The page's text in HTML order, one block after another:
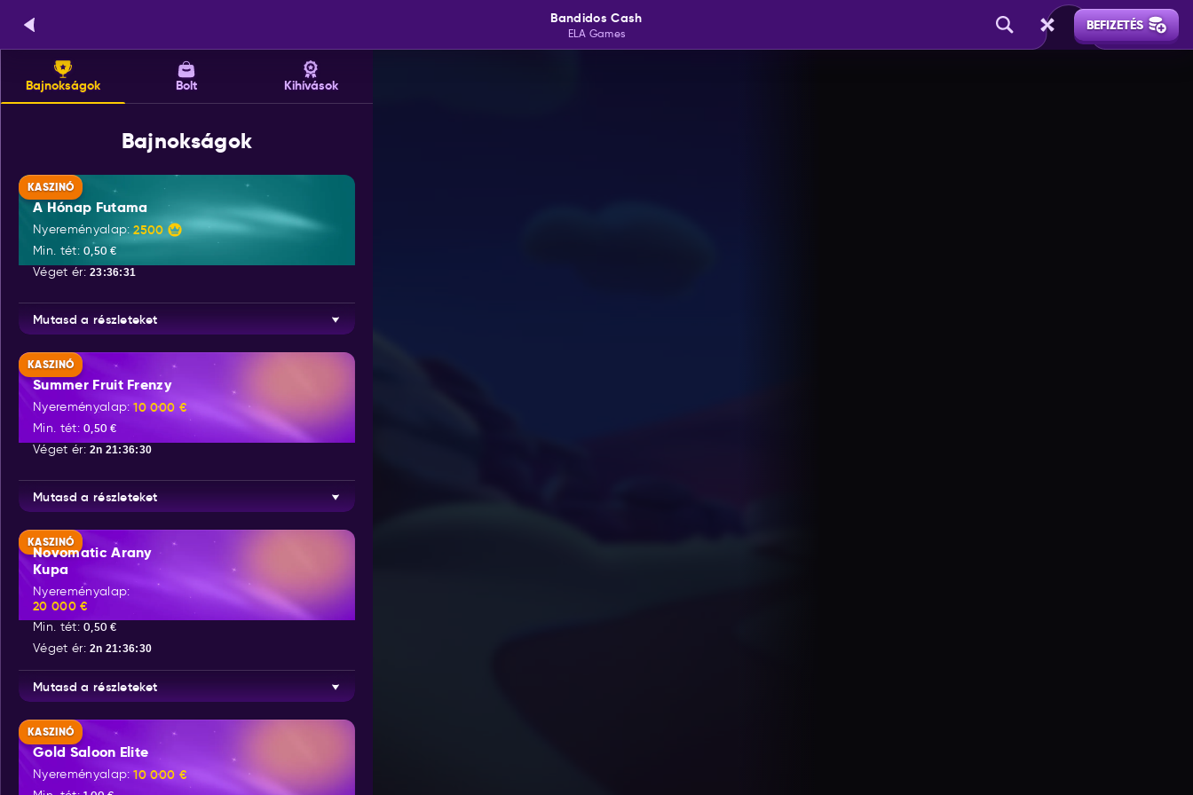
Bandidos Cash
ELA Games BEFIZETÉS
Bajnokságok Bolt Kihívások
Bajnokságok
KASZINÓ
A Hónap Futama
Nyereményalap: 2500
Min. tét: 0,50 €
Véget ér: 23:36:31
Mutasd a részleteket
KASZINÓ
Summer Fruit Frenzy
Nyereményalap: 10 000 €
Min. tét: 0,50 €
Véget ér: 2n 21:36:30
Mutasd a részleteket
KASZINÓ
Novomatic Arany
Kupa
Nyereményalap:
20 000 €
Min. tét: 0,50 €
Véget ér: 2n 21:36:30
Mutasd a részleteket
KASZINÓ
Gold Saloon Elite
Nyereményalap: 10 000 €